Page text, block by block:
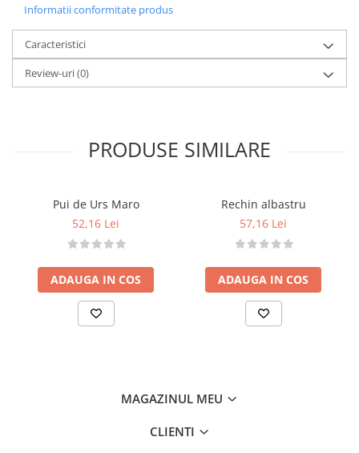
creative
Caracteristici
Design realist, cu detalii atent pictate
Material sigur, fără PVC
Mărime perfectă pentru mâinile copiilor
Material: plastic sigur, pictat manual
Produsul conține piese mici și necesită
supravegherea unui adult
A se îndepărta ambalajul înainte de utilizare
A se folosi sub supravegherea unui adult
Informatii conformitate produs
Caracteristici
Review-uri(0)
PRODUSE SIMILARE
Pui de Urs Maro
52,16 Lei
ADAUGA IN COS
Rechin albastru
57,16 Lei
ADAUGA IN COS
MAGAZINUL MEU
CLIENTI